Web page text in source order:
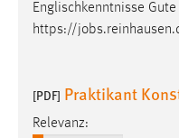
Englischkenntnisse
https://jobs
[PDF] Praktikant
Relevanz: